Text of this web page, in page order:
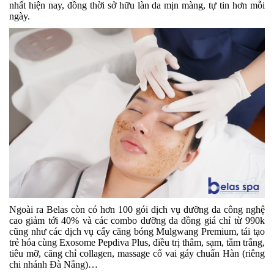
nhất hiện nay, đồng thời sở hữu làn da mịn màng, tự tin hơn mỗi
ngày.
Ngoài ra Belas còn có hơn 100 gói dịch vụ dưỡng da công nghệ
cao giảm tới 40% và các combo dưỡng da đồng giá chỉ từ 990k
cũng như các dịch vụ cấy căng bóng Mulgwang Premium, tái tạo
trẻ hóa cùng Exosome Pepdiva Plus, điều trị thâm, sạm, tắm trắng,
tiêu mỡ, căng chỉ collagen, massage cổ vai gáy chuẩn Hàn (riêng
chi nhánh Đà Nẵng)…